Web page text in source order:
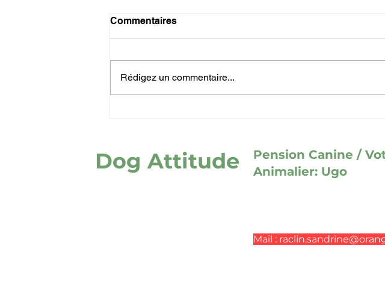
Commentaires
Rédigez un commentaire...
Dog Attitude
Pension Canine /
Animalier: Ugo
Mail : raclin.